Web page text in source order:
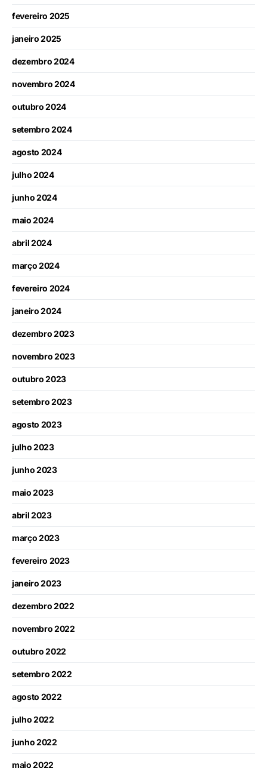
fevereiro 2025
janeiro 2025
dezembro 2024
novembro 2024
outubro 2024
setembro 2024
agosto 2024
julho 2024
junho 2024
maio 2024
abril 2024
março 2024
fevereiro 2024
janeiro 2024
dezembro 2023
novembro 2023
outubro 2023
setembro 2023
agosto 2023
julho 2023
junho 2023
maio 2023
abril 2023
março 2023
fevereiro 2023
janeiro 2023
dezembro 2022
novembro 2022
outubro 2022
setembro 2022
agosto 2022
julho 2022
junho 2022
maio 2022